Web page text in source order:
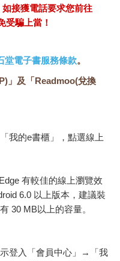
接獲電話要求您前往
受騙上當！
堂電子書服務條款。
」及「Readmoo(兌換
我的e書櫃」，點選線上
有較佳的線上瀏覽效
6.0 以上版本，建議裝
30 MB以上的容量。
登入「會員中心」→「我